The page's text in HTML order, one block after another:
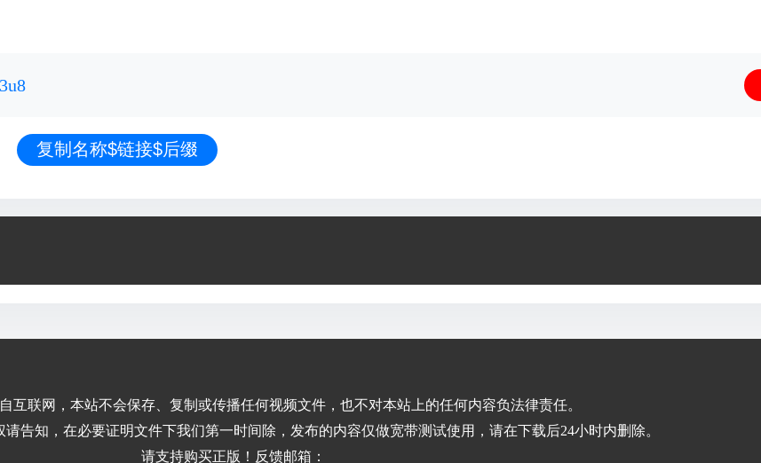
复制名称$链接$后缀
互联网，本站不会保存、复制或传播任何视频文件，也不对本站上的任何内容负法律责任。
告知，在必要证明文件下我们第一时间除，发布的内容仅做宽带测试使用，请在下载后24小时内删除。
请支持购买正版！反馈邮箱：